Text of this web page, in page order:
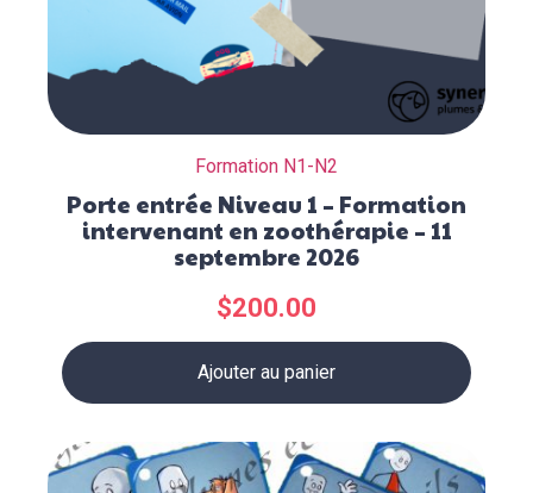
Formation N1-N2
Porte entrée Niveau 1 – Formation
intervenant en zoothérapie – 11
septembre 2026
$200.00
Ajouter au panier